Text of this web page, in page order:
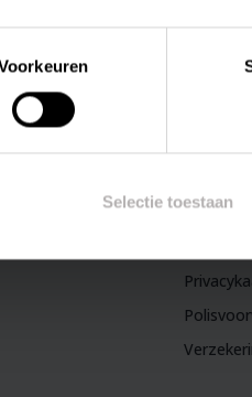
Selectie toestaan
diensten
Verzekeren
Disclaimer